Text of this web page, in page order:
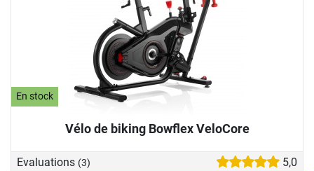
En stock
Vélo de biking Bowflex VeloCore
Evaluations (3)
5,0